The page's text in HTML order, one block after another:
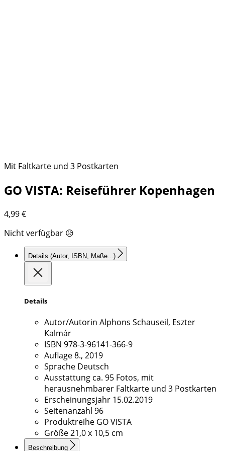
Mit Faltkarte und 3 Postkarten
GO VISTA: Reiseführer Kopenhagen
4,99€
Nicht verfügbar 😥
Details (Autor, ISBN, Maße...)
Details
Autor/Autorin Alphons Schauseil, Eszter
Kalmár
ISBN 978-3-96141-366-9
Auflage8., 2019
Sprache Deutsch
Ausstattung ca. 95 Fotos, mit
herausnehmbarer Faltkarte und 3 Postkarten
Erscheinungsjahr 15.02.2019
Seitenanzahl 96
Produktreihe GO VISTA
Größe21,0 x 10,5 cm
Beschreibung